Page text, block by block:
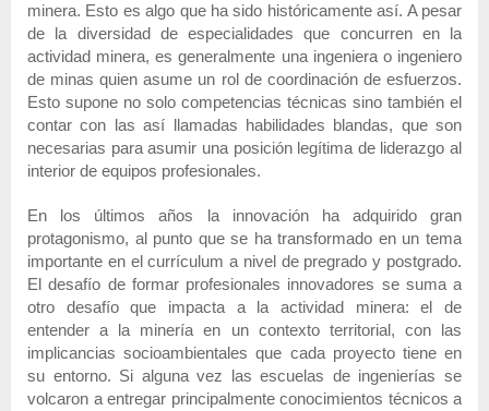
minera. Esto es algo que ha sido históricamente así. A pesar
de la diversidad de especialidades que concurren en la
actividad minera, es generalmente una ingeniera o ingeniero
de minas quien asume un rol de coordinación de esfuerzos.
Esto supone no solo competencias técnicas sino también el
contar con las así llamadas habilidades blandas, que son
necesarias para asumir una posición legítima de liderazgo al
interior de equipos profesionales.
En los últimos años la innovación ha adquirido gran
protagonismo, al punto que se ha transformado en un tema
importante en el currículum a nivel de pregrado y postgrado.
El desafío de formar profesionales innovadores se suma a
otro desafío que impacta a la actividad minera: el de
entender a la minería en un contexto territorial, con las
implicancias socioambientales que cada proyecto tiene en
su entorno. Si alguna vez las escuelas de ingenierías se
volcaron a entregar principalmente conocimientos técnicos a